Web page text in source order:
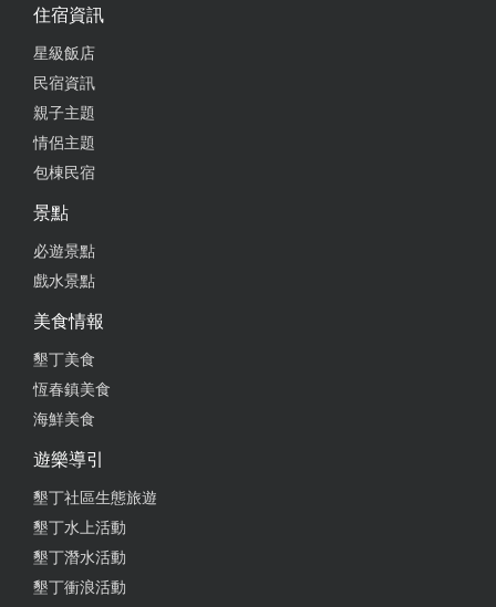
遇到一個年輕男生跟阿嬤 站櫃檯，我第一次買綠豆蒜
阿嬤問我原味還是綜合、 我不懂 ⋯我以為綜合就會
句。以我的聰明才智 我能明白的！！ 我買一碗 綜
合，選項有：綠豆，紅豆、花生、Q圓，如果不選就
蒜也不會太甜、清爽不膩，很好吃。 有到墾丁 會再
來吃綠豆蒜 停車不方便、也沒地方可以臨停下來買。
來墾丁N次頭一次來恆春吃冰 沒想到亂逛發現這家綠
料真好吃 這碗冰味道美極了 沒吃過怎麼好吃的綠豆
饌 可惜北部吃不到
住宿資訊
星級飯店
民宿資訊
親子主題
情侶主題
包棟民宿
景點
必遊景點
戲水景點
美食情報
墾丁美食
恆春鎮美食
海鮮美食
遊樂導引
墾丁社區生態旅遊
墾丁水上活動
墾丁潛水活動
墾丁衝浪活動